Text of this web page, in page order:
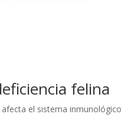
felina
el sistema